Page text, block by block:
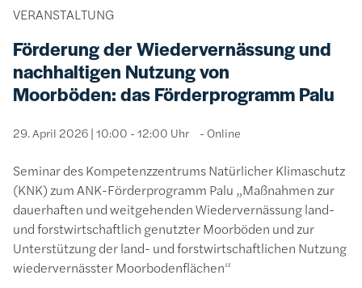
VERANSTALTUNG
Förderung der Wiedervernässung und
nachhaltigen Nutzung von
Moorböden: das Förderprogramm Palu
29. April 2026 | 10:00 - 12:00 Uhr Online
Seminar des Kompetenzzentrums Natürlicher Klimaschutz
(KNK) zum ANK-Förderprogramm Palu „Maßnahmen zur
dauerhaften und weitgehenden Wiedervernässung land-
und forstwirtschaftlich genutzter Moorböden und zur
Unterstützung der land- und forstwirtschaftlichen Nutzung
wiedervernässter Moorbodenflächen“